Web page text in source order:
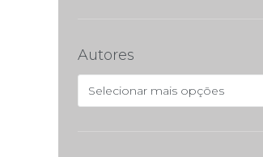
Autores
Selecionar mais opções